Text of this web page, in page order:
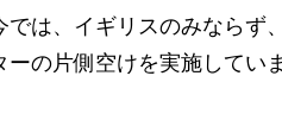
では、イギリスのみならず
ーの片側空けを実施してい